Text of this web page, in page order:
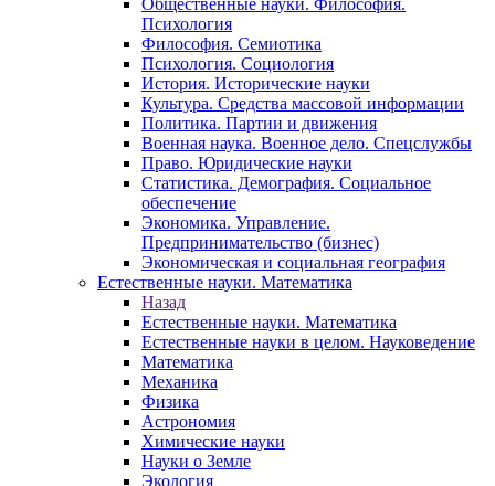
Общественные науки. Философия.
Психология
Философия. Семиотика
Психология. Социология
История. Исторические науки
Культура. Средства массовой информации
Политика. Партии и движения
Военная наука. Военное дело. Спецслужбы
Право. Юридические науки
Статистика. Демография. Социальное
обеспечение
Экономика. Управление.
Предпринимательство (бизнес)
Экономическая и социальная география
Естественные науки. Математика
Назад
Естественные науки. Математика
Естественные науки в целом. Науковедение
Математика
Механика
Физика
Астрономия
Химические науки
Науки о Земле
Экология